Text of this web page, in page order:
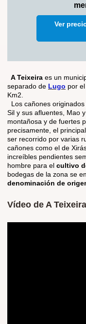
Ver
A Teixeira es un
separado de Lugo por el
Km2.
Los cañones
Sil y sus afluentes, Mao
montañosa y de fuertes
precisamente, el
ser recorrido por varias
cañones como el de
increíbles pendientes
hombre para el cultivo
bodegas de la zona se
denominación de
Vídeo de A Teixeira